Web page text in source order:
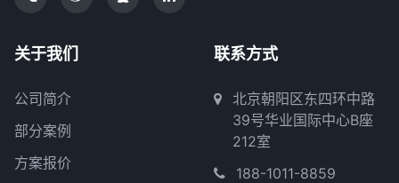
关于我们
公司简介
部分案例
方案报价
联系方式
北京朝阳区东四环中路
39号华业国际中心B座
212室
188-1011-8859